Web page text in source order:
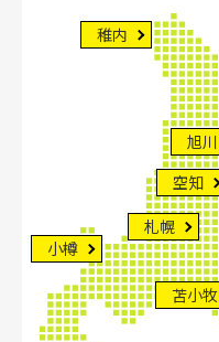
札幌
小樽
苫小牧
旭川
空知
稚内